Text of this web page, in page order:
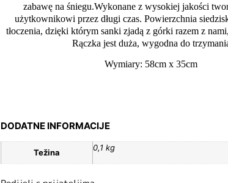
zabawę na śniegu.Wykonane z wysokiej jakości
użytkownikowi przez długi czas. Powierzchnia
tłoczenia, dzięki którym sanki zjadą z górki razem z
Rączka jest duża, wygodna do
Wymiary: 58cm x 35cm
DODATNE INFORMACIJE
Težina 0,1 kg